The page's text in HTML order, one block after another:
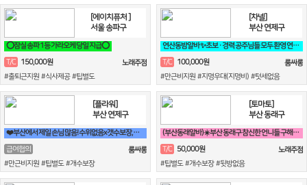
[에이치퓨처 ]
서울 송파구
⭕잠실 송파 1등 가라오케 당일 지급⭕
T/C
150,000원
노래주점
#출퇴근지원 #식사제공 #팁별도
[차넬]
부산 연제구
연산동밤알바 ✨초보 · 경력 공주님들 모두 환영 연산동 1등업소✨
T/C 100,000원
룸싸롱
#만근비지원 #지명우대(지명비) #텃세없음
[플라워]
부산 연제구
❤️부산에서 제일 손님 많음! 수위없음x갯수보장,텃세x홀복자유❤️
급여협의
룸싸롱
#만근비지원 #팁별도 #개수보장
[토마토]
부산 동래구
(부산동래알바)☀️부산 동래구 참신한 언니들 구해요☀️
T/C 50,000원
노래주점
#팁별도 #개수보장 #뒷방없음